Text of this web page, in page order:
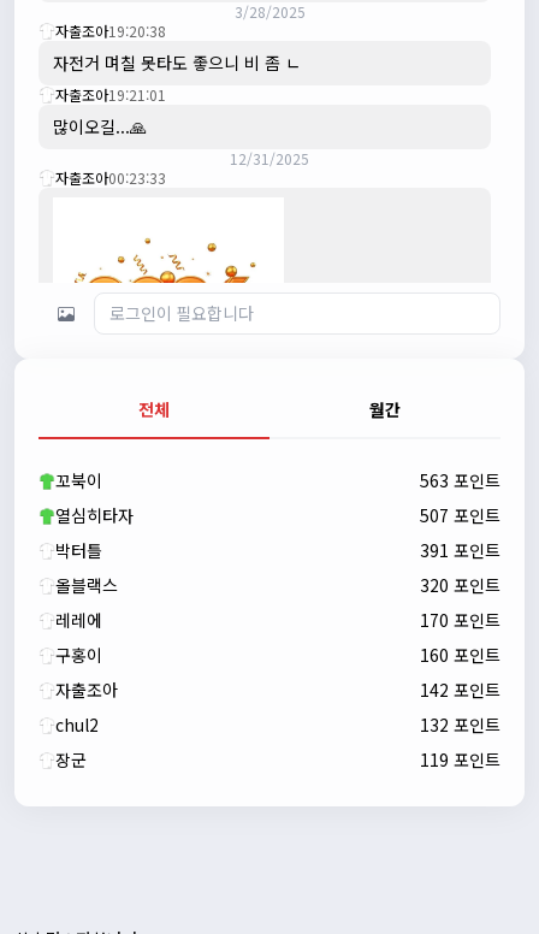
3/28/2025
자출조아19:20:38
자전거 며칠 못타도 좋으니 비 좀 ㄴ
자출조아19:21:01
많이오길...🙏
12/31/2025
자출조아00:23:33
새해 복많이 받으세요!!
자출조아00:23:55
새해 복많이 받으세요!!
전체 월간
꼬북이
563 포인트
열심히타자
507 포인트
박터틀
391 포인트
올블랙스
320 포인트
레레에
170 포인트
구홍이
160 포인트
자출조아
142 포인트
chul2
132 포인트
장군
119 포인트